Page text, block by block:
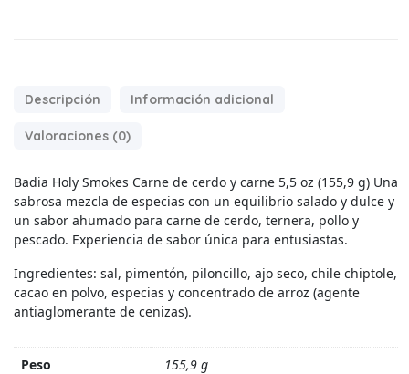
Descripción Información adicional
Valoraciones (0)
Badia Holy Smokes Carne de cerdo y carne 5,5 oz (155,9 g) Una
sabrosa mezcla de especias con un equilibrio salado y dulce y
un sabor ahumado para carne de cerdo, ternera, pollo y
pescado. Experiencia de sabor única para entusiastas.
Ingredientes: sal, pimentón, piloncillo, ajo seco, chile chiptole,
cacao en polvo, especias y concentrado de arroz (agente
antiaglomerante de cenizas).
Peso 155,9 g